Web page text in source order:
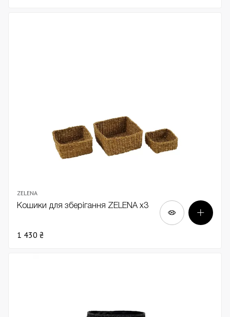
ZELENA
Кошики для зберігання ZELENA х3
1 430 ₴